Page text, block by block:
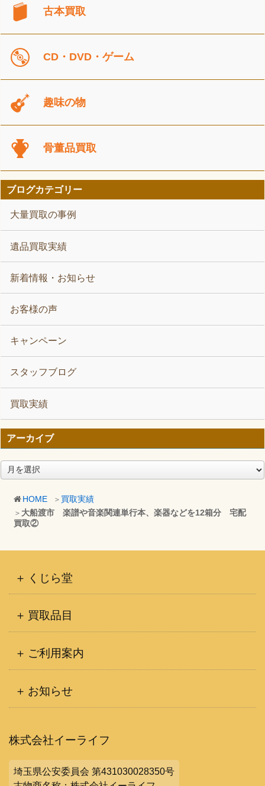
HOME
買取実績
大船渡市 楽譜や音楽関連単行本、楽器などを12箱分 宅配
買取②
古本買取
CD・DVD・ゲーム
趣味の物
骨董品買取
ブログカテゴリー
大量買取の事例
遺品買取実績
新着情報・お知らせ
お客様の声
キャンペーン
スタッフブログ
買取実績
アーカイブ
ア
ー
くじら堂
買取品目
ご利用案内
お知らせ
株式会社イーライフ
埼玉県公安委員会 第431030028350号